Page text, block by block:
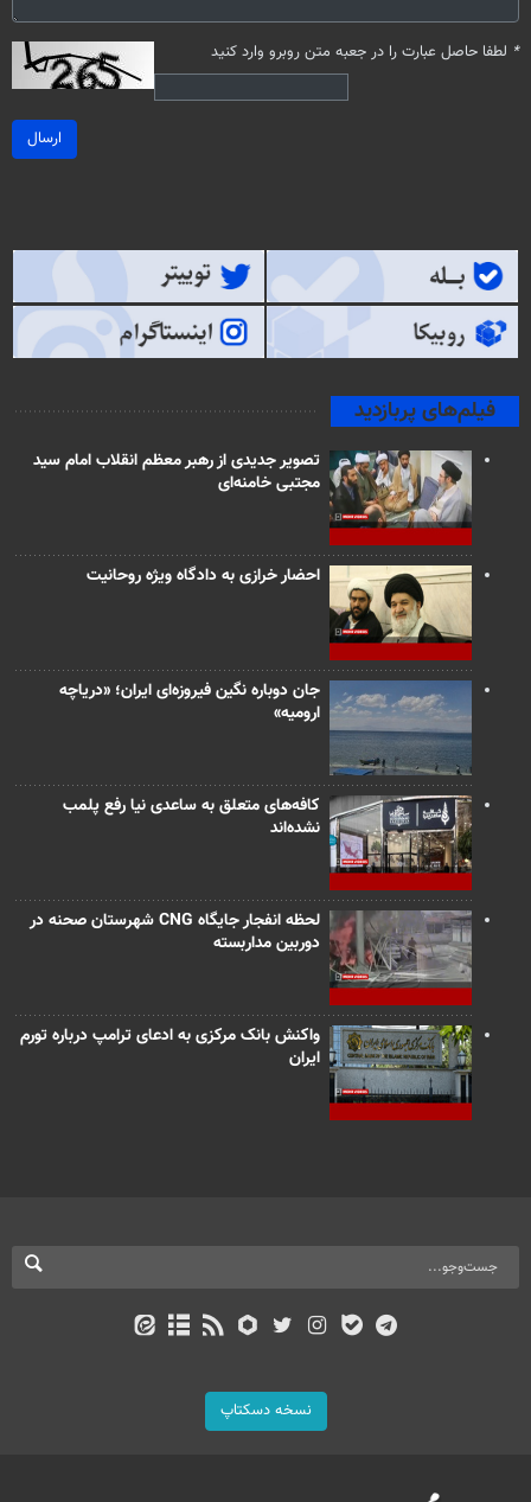
* لطفا حاصل عبارت را در جعبه متن روبرو وارد کنید
ارسال
فیلم‌های پربازدید
تصویر جدیدی از رهبر معظم انقلاب امام سید
مجتبی خامنه‌ای
احضار خرازی به دادگاه ویژه روحانیت
جان دوباره نگین فیروزه‌ای ایران؛ «دریاچه
ارومیه»
کافه‌های متعلق به ساعدی نیا رفع پلمب
نشده‌اند
لحظه انفجار جایگاه CNG شهرستان صحنه در
دوربین مداربسته
واکنش بانک مرکزی به ادعای ترامپ درباره تورم
ایران
نسخه دسکتاپ